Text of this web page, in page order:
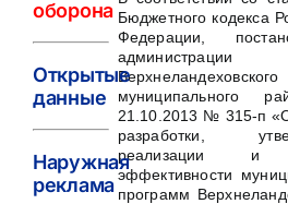
Бюджетного кодекса
Федерации,
администрации
Верхнеландеховского
муниципального
21.10.2013 № 315-п
разработки,
реализации и
эффективности
программ
оборона
Открытые
данные
Наружная
реклама